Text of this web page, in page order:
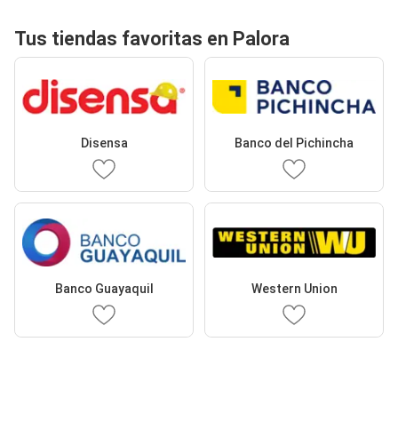
Tus tiendas favoritas en Palora
Disensa Banco del Pichincha
Banco Guayaquil Western Union